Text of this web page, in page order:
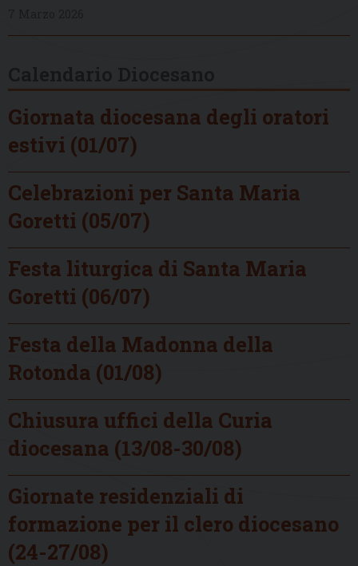
Giornata diocesana degli oratori
estivi (01/07)
Celebrazioni per Santa Maria
Goretti (05/07)
Festa liturgica di Santa Maria
Goretti (06/07)
Festa della Madonna della
Rotonda (01/08)
Chiusura uffici della Curia
diocesana (13/08-30/08)
Giornate residenziali di
formazione per il clero diocesano
(24-27/08)